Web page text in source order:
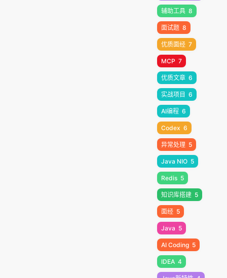
辅助工具 8
面试题 8
优质面经 7
MCP 7
优质文章 6
实战项目 6
AI编程 6
Codex 6
异常处理 5
Java NIO 5
Redis 5
知识库搭建 5
面经 5
Java 5
AI Coding 5
IDEA 4